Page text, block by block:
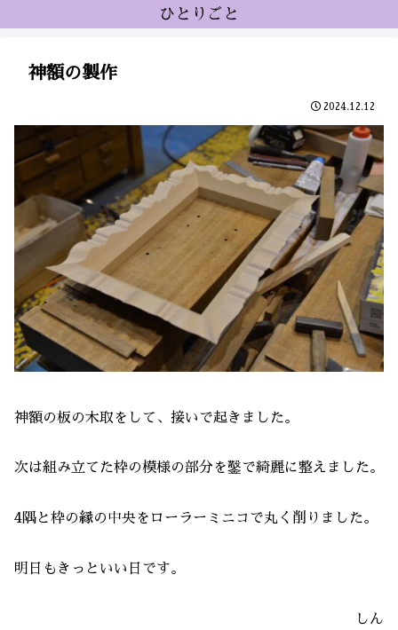
ひとりごと
神額の製作
2024.12.12
神額の板の木取をして、接いで起きました。
次は組み立てた枠の模様の部分を鑿で綺麗に整えました。
4隅と枠の縁の中央をローラーミニコで丸く削りました。
明日もきっといい日です。
しん